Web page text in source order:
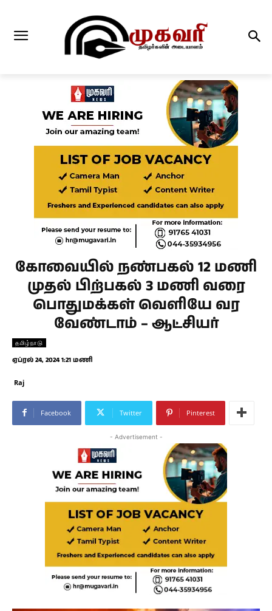
கோவையில் நண்பகல் 12 மணி
முதல் பிற்பகல் 3 மணி வரை
பொதுமக்கள் வெளியே வர
வேண்டாம் – ஆட்சியர்
தமிழ்நாடு
ஏப்ரல் 24, 2024 1:21 மணி
Raj
Facebook Twitter Pinterest
- Advertisement -